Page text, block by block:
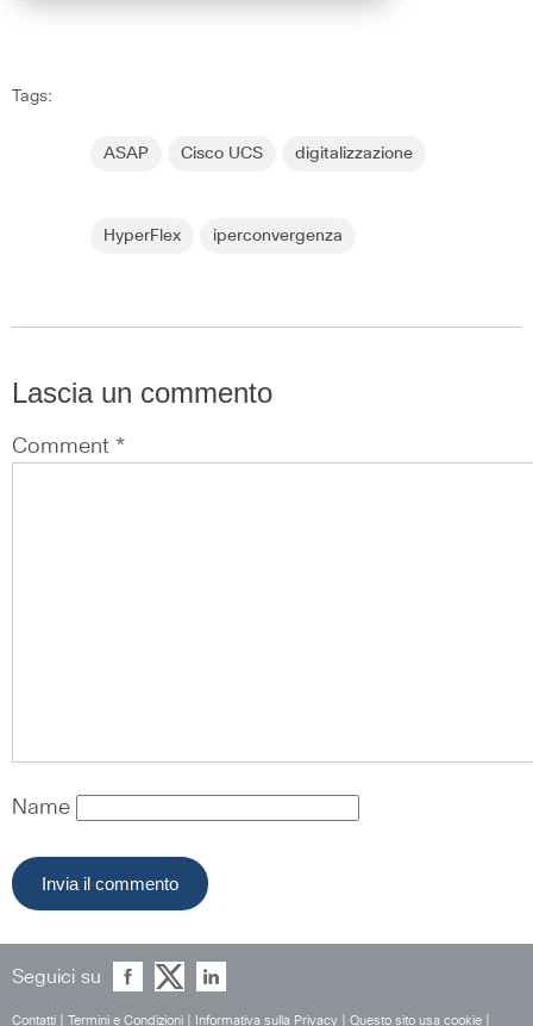
Tags:
ASAP Cisco UCS digitalizzazione
HyperFlex iperconvergenza
Lascia un commento
Comment *
Name
Seguici su
Contatti Termini e Condizioni Informativa sulla Privacy Questo sito usa cookie